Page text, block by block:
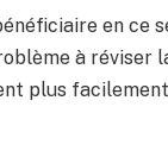
en ce
à
plus